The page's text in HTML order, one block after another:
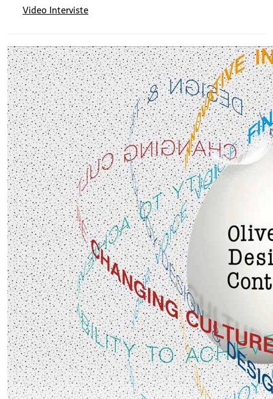
Video Interviste